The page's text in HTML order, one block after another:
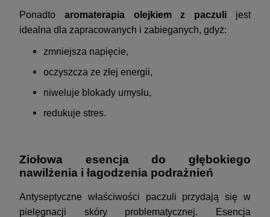
Ponadto aromaterapia olejkiem z paczuli jest
idealna dla zapracowanych i zabieganych, gdyż:
zmniejsza napięcie,
oczyszcza ze złej energii,
niweluje blokady umysłu,
redukuje stres.
Ziołowa esencja do głębokiego
nawilżenia i łagodzenia podrażnień
Antyseptyczne właściwości paczuli przydają się w
pielęgnacji skóry problematycznej. Esencja